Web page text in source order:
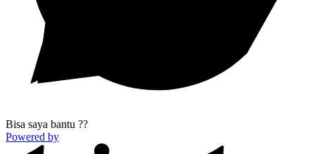
Bisa saya bantu ??
Powered by